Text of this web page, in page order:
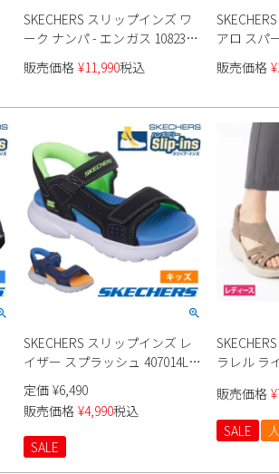
SKECHERS スリップインズ ワ
ーク ナンパ - エンガス 108235
レディース
販売価格 ¥11,990税込
アロ スパ
販売価格 ¥
SKECHERS スリップインズ レ
イザー スプラッシュ 407014L
キッズ 男の子
定価 ¥6,490
販売価格 ¥4,990税込
SALE
ラレル ラ
販売価格 ¥
SALE